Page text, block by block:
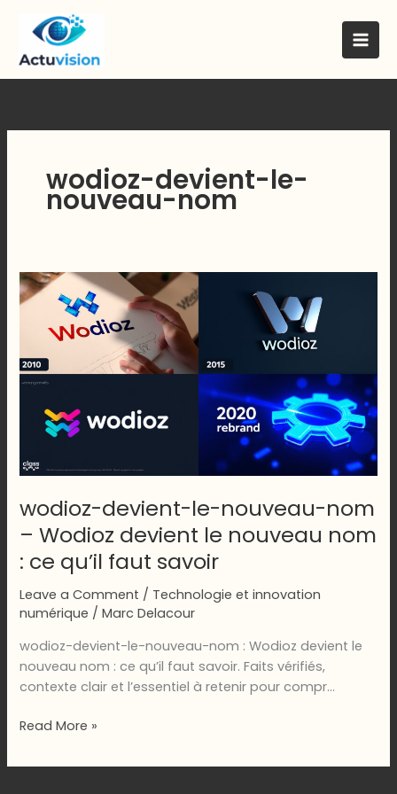
content
wodioz-devient-le-
nouveau-nom
wodioz-devient-le-nouveau-nom
– Wodioz devient le nouveau nom
: ce qu’il faut savoir
Leave a Comment / Technologie et innovation
numérique /Marc Delacour
wodioz-devient-le-nouveau-nom : Wodioz devient le
nouveau nom : ce qu’il faut savoir. Faits vérifiés,
contexte clair et l’essentiel à retenir pour compr…
wodioz-
le-
Read More »